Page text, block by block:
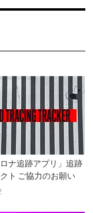
ロナ追跡アプリ」追跡
ト ご協力のお願い